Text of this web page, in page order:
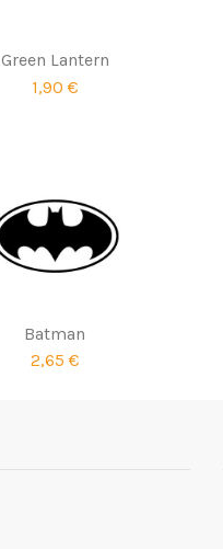
Green Lantern
1,90 €
Batman
2,65 €